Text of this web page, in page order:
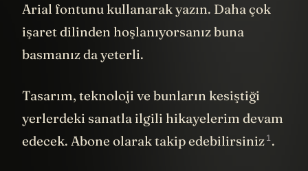
Arial fontunu kullanarak yazın. Daha çok
işaret dilinden hoşlanıyorsanız buna
basmanız da yeterli.
Tasarım, teknoloji ve bunların kesiştiği
yerlerdeki sanatla ilgili hikayelerim devam
edecek. Abone olarak takip edebilirsiniz1.